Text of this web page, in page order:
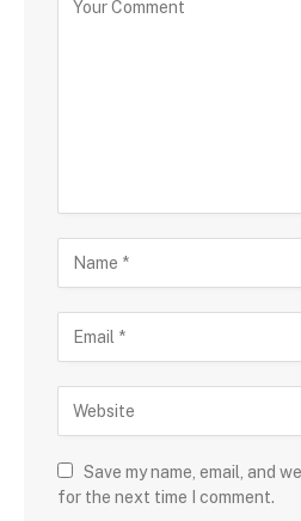
Save my name, email, and
for the next time I comment.